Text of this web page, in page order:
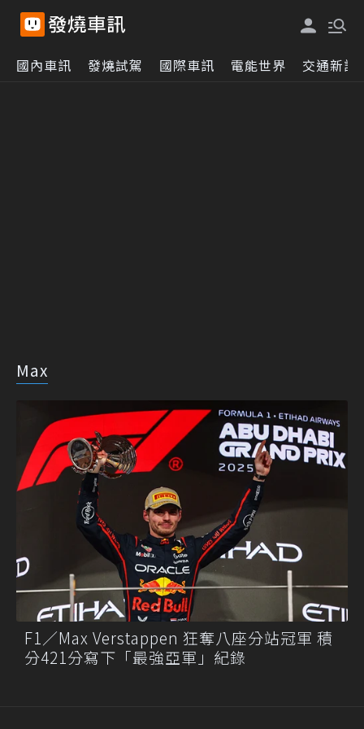
國內車訊 發燒試駕 國際車訊 電能世界 交通新訊
Max
F1／Max Verstappen 狂奪八座分站冠軍 積
分421分寫下「最強亞軍」紀錄